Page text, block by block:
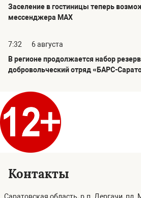
Заселение в гостиницы теперь
мессенджера MAX
7:32
6 августа
В регионе продолжается набор
добровольческий отряд «БАРС-
Контакты